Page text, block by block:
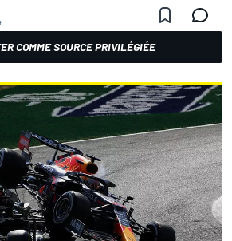
COMME SOURCE PRIVILÉGIÉE